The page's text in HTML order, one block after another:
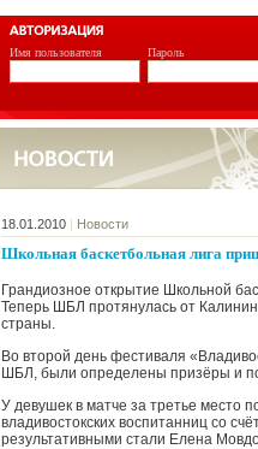
Имя пользователя Пароль
18.01.2010 | Новости
Школьная баскетбольная лига
Грандиозное открытие Школьной
Теперь ШБЛ протянулась от
страны.
Во второй день фестиваля
ШБЛ, были определены призёры и
У девушек в матче за третье
владивостокских воспитанниц со
результативными стали Елена